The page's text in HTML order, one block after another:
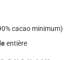
cacao minimum)
entière